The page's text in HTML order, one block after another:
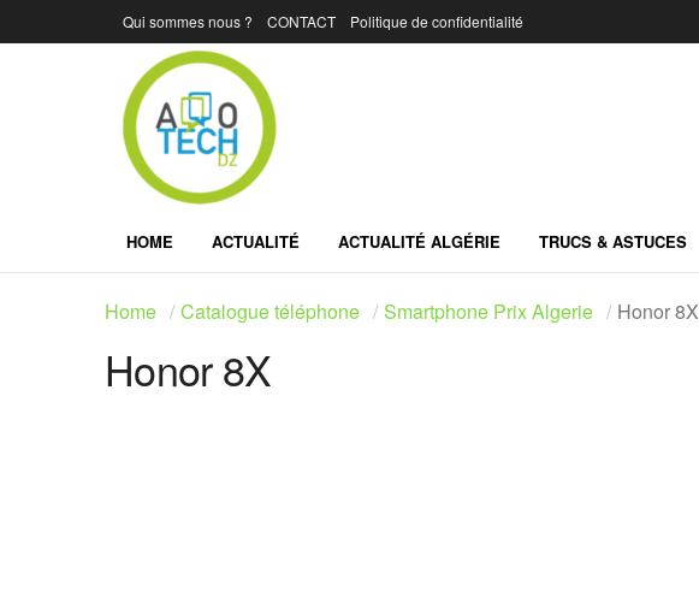
Qui sommes nous ? CONTACT Politique de confidentialité
HOME ACTUALITÉ ACTUALITÉ ALGÉRIE TRUCS & ASTUCES
Home Catalogue téléphone Smartphone Prix Algerie Honor 8X
Honor 8X